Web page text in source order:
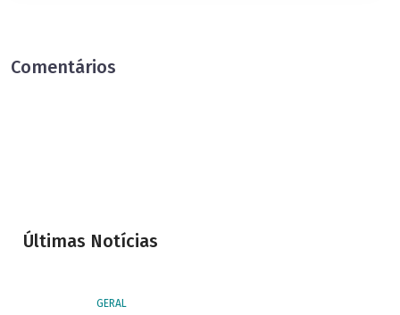
Comentários
Últimas Notícias
GERAL